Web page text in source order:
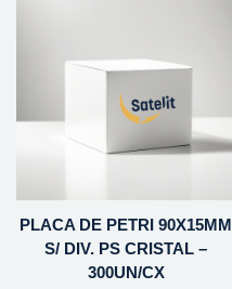
PLACA DE PETRI 90X15MM
S/ DIV. PS CRISTAL –
300UN/CX